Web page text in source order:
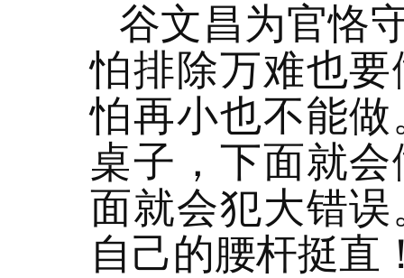
谷文昌为官恪
怕排除万难也
怕再小也不能
桌子，下面就
面就会犯大错
自己的腰杆挺直